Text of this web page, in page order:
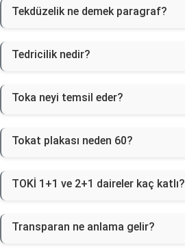
Tekdüzelik ne demek paragraf?
Tedricilik nedir?
Toka neyi temsil eder?
Tokat plakası neden 60?
TOKİ 1+1 ve 2+1 daireler kaç katlı?
Transparan ne anlama gelir?